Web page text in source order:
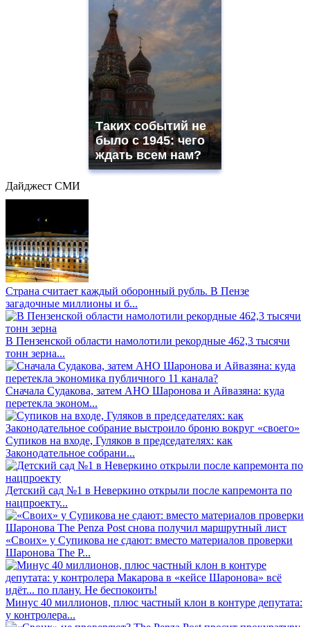
Таких событий не
было с 1945: чего
ждать всем нам?
Дайджест СМИ
Страна считает каждый оборонный рубль. В Пензе
загадочные миллионы и б...
В Пензенской области намолотили рекордные 462,3 тысячи
тонн зерна...
Сначала Судакова, затем АНО Шаронова и Айвазяна: куда
перетекла эконом...
Супиков на входе, Гуляков в председателях: как
Законодательное собрани...
Детский сад №1 в Неверкино открыли после капремонта по
нацпроекту...
«Своих» у Супикова не сдают: вместо материалов проверки
Шаронова The P...
Минус 40 миллионов, плюс частный клон в контуре депутата:
у контролера...